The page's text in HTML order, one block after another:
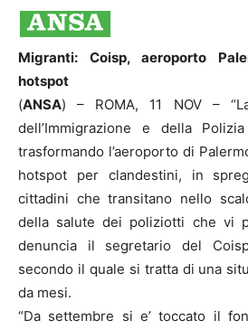
Migranti: Coisp, aeroporto
hotspot
(ANSA) – ROMA, 11 NOV –
dell’Immigrazione e della
trasformando l’aeroporto di
hotspot per clandestini, in
cittadini che transitano nello
della salute dei poliziotti che vi
denuncia il segretario del
secondo il quale si tratta di una
da mesi.
“Da settembre si e’ toccato il